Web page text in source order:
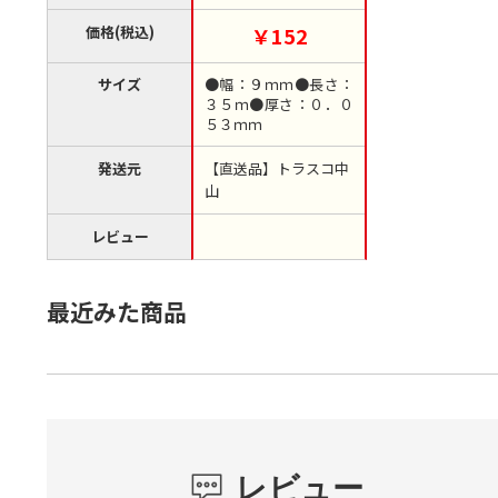
価格(税込)
サイズ
発送元
レビュー
（ご注文単位20巻）
【直送品】￥152
●幅：９ｍｍ●長さ：
３５ｍ●厚さ：０．０
５３ｍｍ
【直送品】トラスコ中
山
最近みた商品
レビュー